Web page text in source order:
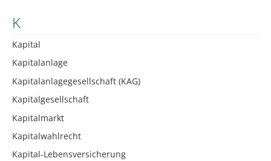
K
Kapital
Kapitalanlage
Kapitalanlagegesellschaft (KAG)
Kapitalgesellschaft
Kapitalmarkt
Kapitalwahlrecht
Kapital-Lebensversicherung